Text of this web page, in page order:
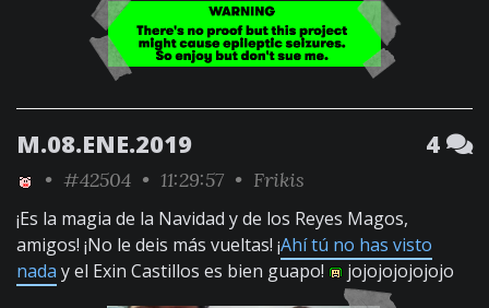
M.08.ENE.2019 4
• #42504 • 11:29:57 • Frikis
¡Es la magia de la Navidad y de los Reyes Magos,
amigos! ¡No le deis más vueltas! ¡Ahí tú no has visto
nada y el Exin Castillos es bien guapo! jojojojojojojo